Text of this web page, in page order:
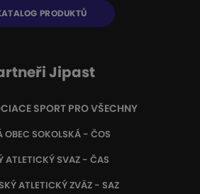
PRODUKTŮ
Jipast
SPORT PRO VŠECHNY
OBEC SOKOLSKÁ - ČOS
ATLETICKÝ SVAZ - ČAS
ATLETICKÝ ZVÄZ - SAZ